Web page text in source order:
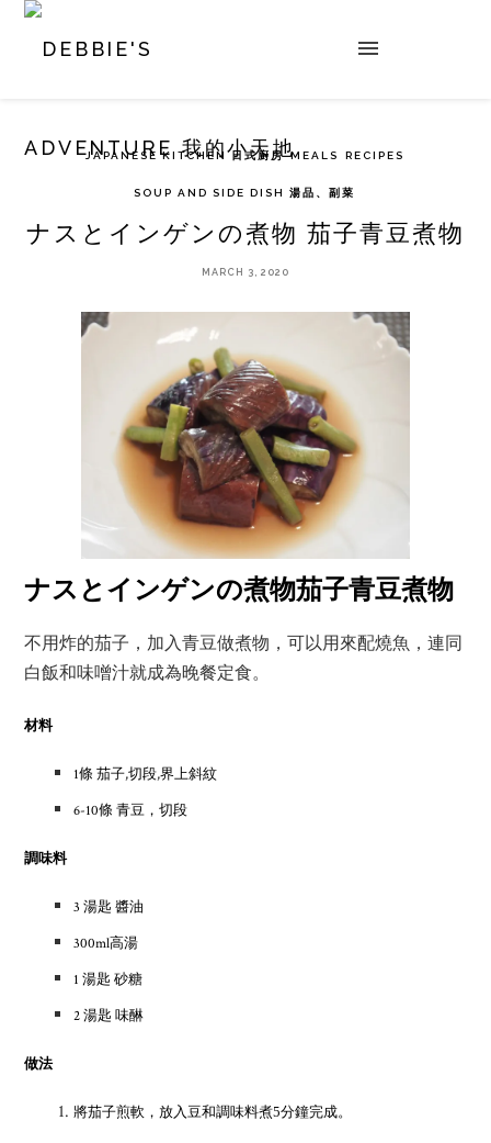
JAPANESE KITCHEN 日式廚房 MEALS RECIPES
SOUP AND SIDE DISH 湯品、副菜
ナスとインゲンの煮物 茄子青豆煮物
MARCH 3, 2020
ナスとインゲンの煮物茄子青豆煮物
不用炸的茄子，加入青豆做煮物，可以用來配燒魚，連同
白飯和味噌汁就成為晚餐定食。
材料
1條 茄子,切段,界上斜紋
6-10條 青豆，切段
調味料
3湯匙 醬油
300ml高湯
1湯匙 砂糖
2湯匙 味醂
做法
將茄子煎軟，放入豆和調味料煮5分鐘完成。